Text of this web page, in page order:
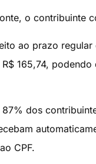
o contribuinte
ao prazo
165,74,
dos
CPF.